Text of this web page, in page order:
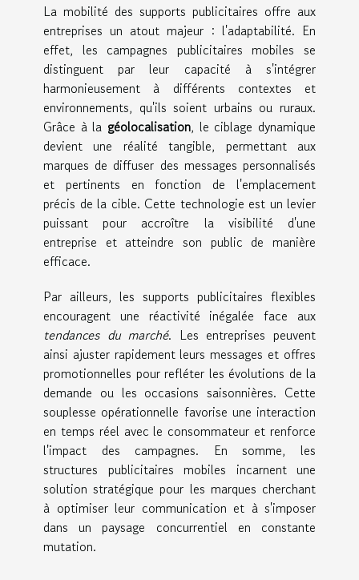
La mobilité des supports publicitaires offre aux
entreprises un atout majeur : l'adaptabilité. En
effet, les campagnes publicitaires mobiles se
distinguent par leur capacité à s'intégrer
harmonieusement à différents contextes et
environnements, qu'ils soient urbains ou ruraux.
Grâce à la géolocalisation, le ciblage dynamique
devient une réalité tangible, permettant aux
marques de diffuser des messages personnalisés
et pertinents en fonction de l'emplacement
précis de la cible. Cette technologie est un levier
puissant pour accroître la visibilité d'une
entreprise et atteindre son public de manière
efficace.
Par ailleurs, les supports publicitaires flexibles
encouragent une réactivité inégalée face aux
tendances du marché. Les entreprises peuvent
ainsi ajuster rapidement leurs messages et offres
promotionnelles pour refléter les évolutions de la
demande ou les occasions saisonnières. Cette
souplesse opérationnelle favorise une interaction
en temps réel avec le consommateur et renforce
l'impact des campagnes. En somme, les
structures publicitaires mobiles incarnent une
solution stratégique pour les marques cherchant
à optimiser leur communication et à s'imposer
dans un paysage concurrentiel en constante
mutation.